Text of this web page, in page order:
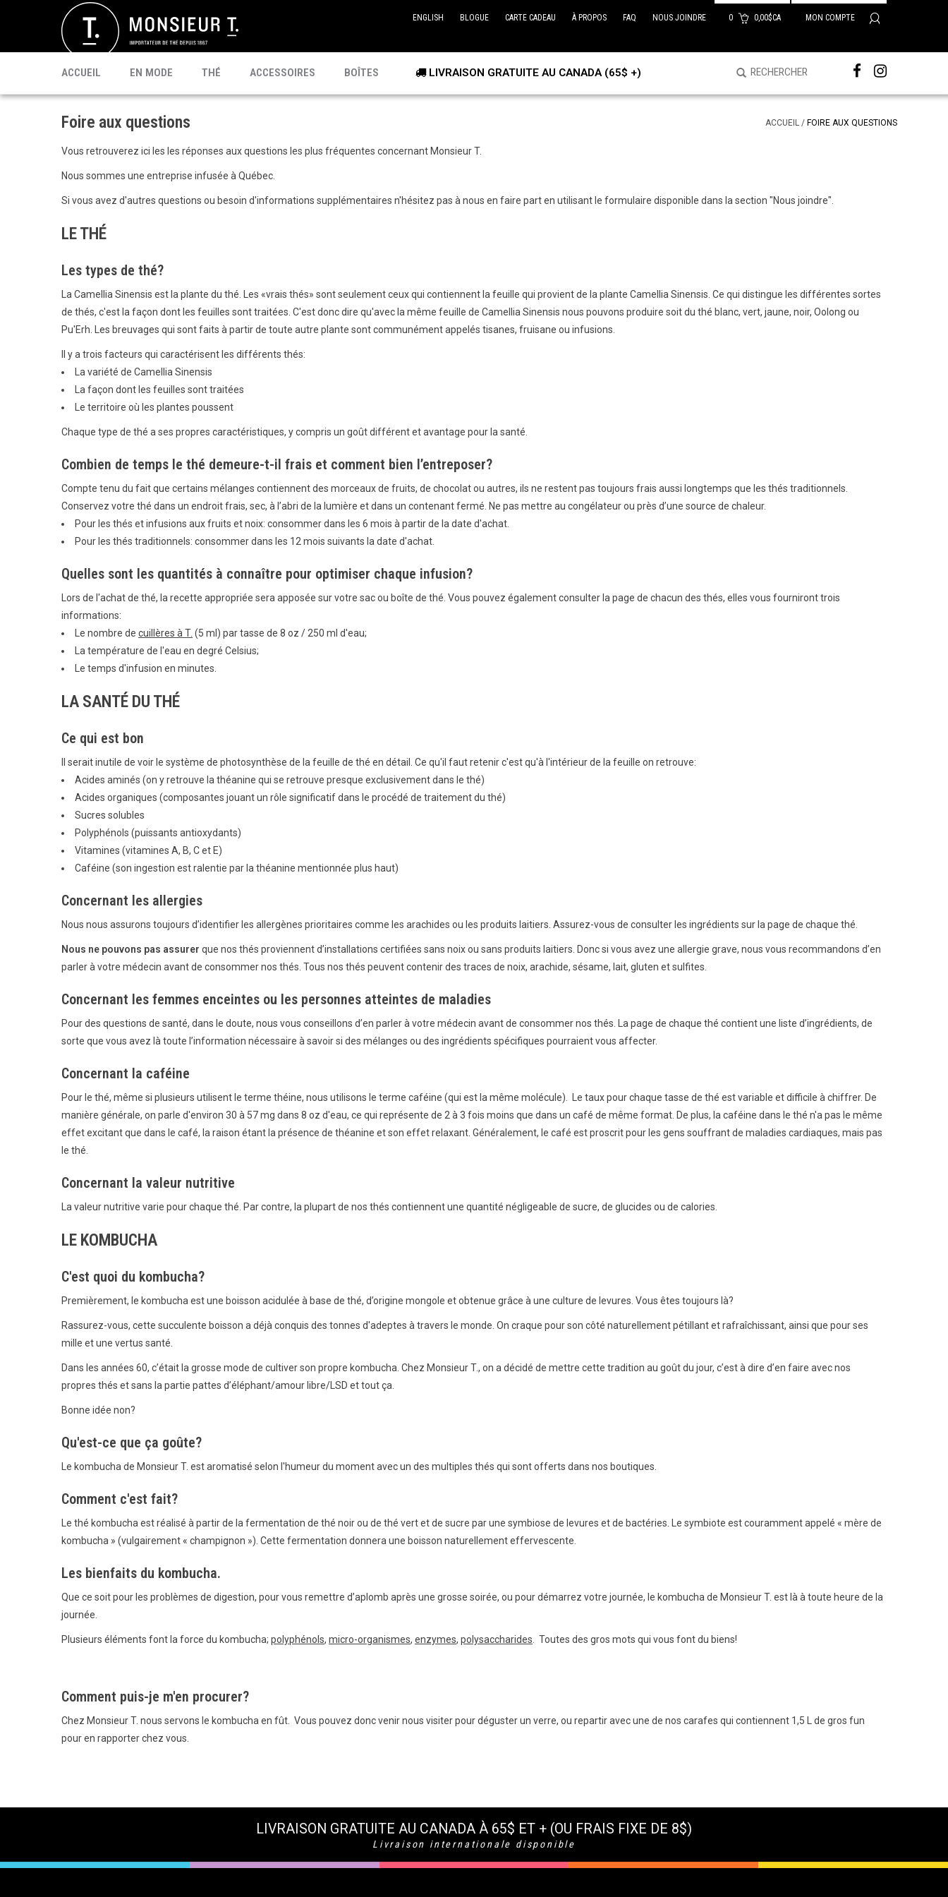
0 0,00$CA MON COMPTE
ENGLISH BLOGUE CARTE CADEAU À PROPOS FAQ NOUS JOINDRE
ACCUEIL EN MODE
CÉLÉBRI T.
PROMO
THÉ
PU'ERH
MATCHA
KOMBUCHA
PRÊT À BOIRE
ACCESSOIRES BOÎTES LIVRAISON GRATUITE AU CANADA (65$ +)
Foire aux questions ACCUEIL / FOIRE AUX QUESTIONS
Vous retrouverez ici les les réponses aux questions les plus fréquentes concernant Monsieur T.
Nous sommes une entreprise infusée à Québec.
Si vous avez d'autres questions ou besoin d'informations supplémentaires n'hésitez pas à nous en faire part en utilisant le formulaire disponible dans la section "Nous joindre".
LE THÉ
Les types de thé?
La Camellia Sinensis est la plante du thé. Les «vrais thés» sont seulement ceux qui contiennent la feuille qui provient de la plante Camellia Sinensis. Ce qui distingue les différentes sortes
de thés, c'est la façon dont les feuilles sont traitées. C'est donc dire qu'avec la même feuille de Camellia Sinensis nous pouvons produire soit du thé blanc, vert, jaune, noir, Oolong ou
Pu'Erh. Les breuvages qui sont faits à partir de toute autre plante sont communément appelés tisanes, fruisane ou infusions.
Il y a trois facteurs qui caractérisent les différents thés:
La variété de Camellia Sinensis
La façon dont les feuilles sont traitées
Le territoire où les plantes poussent
Chaque type de thé a ses propres caractéristiques, y compris un goût différent et avantage pour la santé.
Combien de temps le thé demeure-t-il frais et comment bien l’entreposer?
Compte tenu du fait que certains mélanges contiennent des morceaux de fruits, de chocolat ou autres, ils ne restent pas toujours frais aussi longtemps que les thés traditionnels.
Conservez votre thé dans un endroit frais, sec, à l’abri de la lumière et dans un contenant fermé. Ne pas mettre au congélateur ou près d’une source de chaleur.
Pour les thés et infusions aux fruits et noix: consommer dans les 6 mois à partir de la date d'achat.
Pour les thés traditionnels: consommer dans les 12 mois suivants la date d'achat.
Quelles sont les quantités à connaître pour optimiser chaque infusion?
Lors de l'achat de thé, la recette appropriée sera apposée sur votre sac ou boîte de thé. Vous pouvez également consulter la page de chacun des thés, elles vous fourniront trois
informations:
Le nombre de cuillères à T. (5 ml) par tasse de 8 oz / 250 ml d'eau;
La température de l'eau en degré Celsius;
Le temps d'infusion en minutes.
LA SANTÉ DU THÉ
Ce qui est bon
Il serait inutile de voir le système de photosynthèse de la feuille de thé en détail. Ce qu'il faut retenir c'est qu'à l'intérieur de la feuille on retrouve:
Acides aminés (on y retrouve la théanine qui se retrouve presque exclusivement dans le thé)
Acides organiques (composantes jouant un rôle significatif dans le procédé de traitement du thé)
Sucres solubles
Polyphénols (puissants antioxydants)
Vitamines (vitamines A, B, C et E)
Caféine (son ingestion est ralentie par la théanine mentionnée plus haut)
Concernant les allergies
Nous nous assurons toujours d’identifier les allergènes prioritaires comme les arachides ou les produits laitiers. Assurez-vous de consulter les ingrédients sur la page de chaque thé.
Nous ne pouvons pas assurer que nos thés proviennent d’installations certifiées sans noix ou sans produits laitiers. Donc si vous avez une allergie grave, nous vous recommandons d’en
parler à votre médecin avant de consommer nos thés. Tous nos thés peuvent contenir des traces de noix, arachide, sésame, lait, gluten et sulfites.
Concernant les femmes enceintes ou les personnes atteintes de maladies
Pour des questions de santé, dans le doute, nous vous conseillons d’en parler à votre médecin avant de consommer nos thés. La page de chaque thé contient une liste d’ingrédients, de
sorte que vous avez là toute l’information nécessaire à savoir si des mélanges ou des ingrédients spécifiques pourraient vous affecter.
Concernant la caféine
Pour le thé, même si plusieurs utilisent le terme théine, nous utilisons le terme caféine (qui est la même molécule). Le taux pour chaque tasse de thé est variable et difficile à chiffrer. De
manière générale, on parle d'environ 30 à 57 mg dans 8 oz d'eau, ce qui représente de 2 à 3 fois moins que dans un café de même format. De plus, la caféine dans le thé n'a pas le même
effet excitant que dans le café, la raison étant la présence de théanine et son effet relaxant. Généralement, le café est proscrit pour les gens souffrant de maladies cardiaques, mais pas
le thé.
Concernant la valeur nutritive
La valeur nutritive varie pour chaque thé. Par contre, la plupart de nos thés contiennent une quantité négligeable de sucre, de glucides ou de calories.
LE KOMBUCHA
C'est quoi du kombucha?
Premièrement, le kombucha est une boisson acidulée à base de thé, d’origine mongole et obtenue grâce à une culture de levures. Vous êtes toujours là?
Rassurez-vous, cette succulente boisson a déjà conquis des tonnes d'adeptes à travers le monde. On craque pour son côté naturellement pétillant et rafraîchissant, ainsi que pour ses
mille et une vertus santé.
Dans les années 60, c’était la grosse mode de cultiver son propre kombucha. Chez Monsieur T., on a décidé de mettre cette tradition au goût du jour, c’est à dire d’en faire avec nos
propres thés et sans la partie pattes d’éléphant/amour libre/LSD et tout ça.
Bonne idée non?
Qu'est-ce que ça goûte?
Le kombucha de Monsieur T. est aromatisé selon l'humeur du moment avec un des multiples thés qui sont offerts dans nos boutiques.
Comment c'est fait?
Le thé kombucha est réalisé à partir de la fermentation de thé noir ou de thé vert et de sucre par une symbiose de levures et de bactéries. Le symbiote est couramment appelé « mère de
kombucha » (vulgairement « champignon »). Cette fermentation donnera une boisson naturellement effervescente.
Les bienfaits du kombucha.
Que ce soit pour les problèmes de digestion, pour vous remettre d’aplomb après une grosse soirée, ou pour démarrez votre journée, le kombucha de Monsieur T. est là à toute heure de la
journée.
Plusieurs éléments font la force du kombucha; polyphénols, micro-organismes, enzymes, polysaccharides . Toutes des gros mots qui vous font du biens!
Comment puis-je m'en procurer?
Chez Monsieur T. nous servons le kombucha en fût. Vous pouvez donc venir nous visiter pour déguster un verre, ou repartir avec une de nos carafes qui contiennent 1,5 L de gros fun
pour en rapporter chez vous.
LIVRAISON GRATUITE AU CANADA À 65$ ET + (OU FRAIS FIXE DE 8$)
Livraison internationale disponible